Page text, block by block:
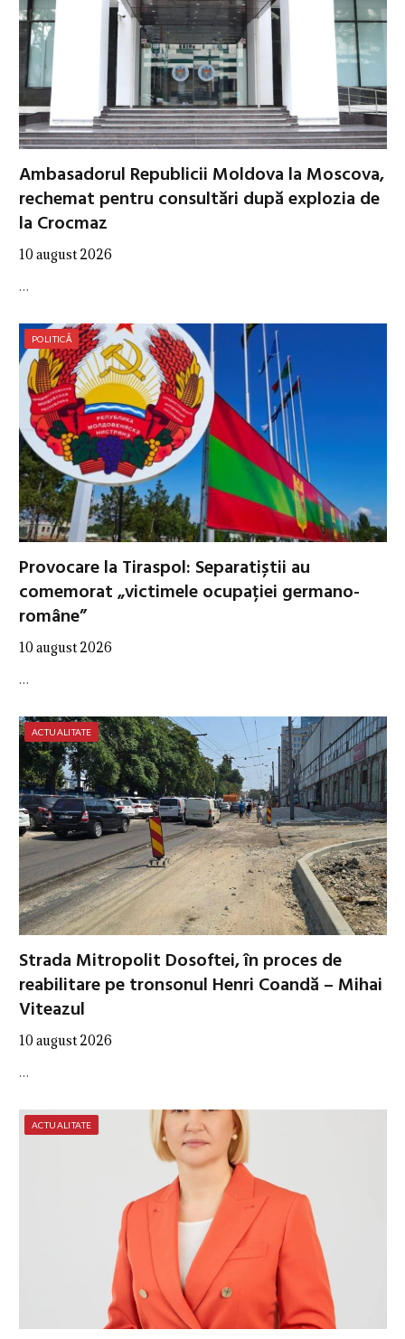
Ambasadorul Republicii Moldova la Moscova,
rechemat pentru consultări după explozia de
la Crocmaz
10 august 2026
…
POLITICĂ
Provocare la Tiraspol: Separatiștii au
comemorat „victimele ocupației germano-
române”
10 august 2026
…
ACTUALITATE
Strada Mitropolit Dosoftei, în proces de
reabilitare pe tronsonul Henri Coandă – Mihai
Viteazul
10 august 2026
…
ACTUALITATE